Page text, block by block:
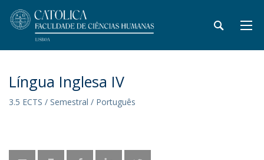
Língua Inglesa IV
3.5 ECTS / Semestral / Português